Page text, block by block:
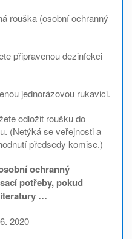
rouška (osobní ochranný
připravenou dezinfekci
jednorázovou rukavici.
odložit roušku do
(Netýká se veřejnosti a
předsedy komise.)
ochranný
potřeby, pokud
…
2020